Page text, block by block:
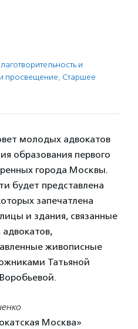
и
и просвещение, Старшее
молодых адвокатов
образования первого
города Москвы.
будет представлена
запечатлена
и здания, связанные
живописные
Татьяной
Москва»